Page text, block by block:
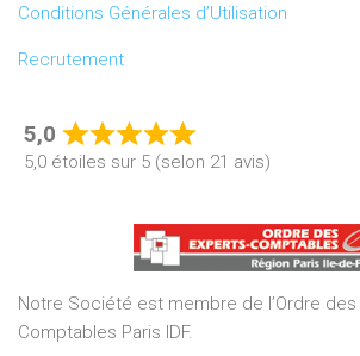
Conditions Générales d’Utilisation
Recrutement
5,0
Rated
of
5
5,0 étoiles sur 5 (selon 21 avis)
Notre Société est membre de l’Ordre des
Comptables Paris IDF.